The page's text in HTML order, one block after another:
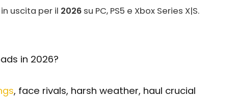
uscita per il 2026 su PC, PS5 e Xbox Series X|S.
in 2026?
, face rivals, harsh weather, haul crucial